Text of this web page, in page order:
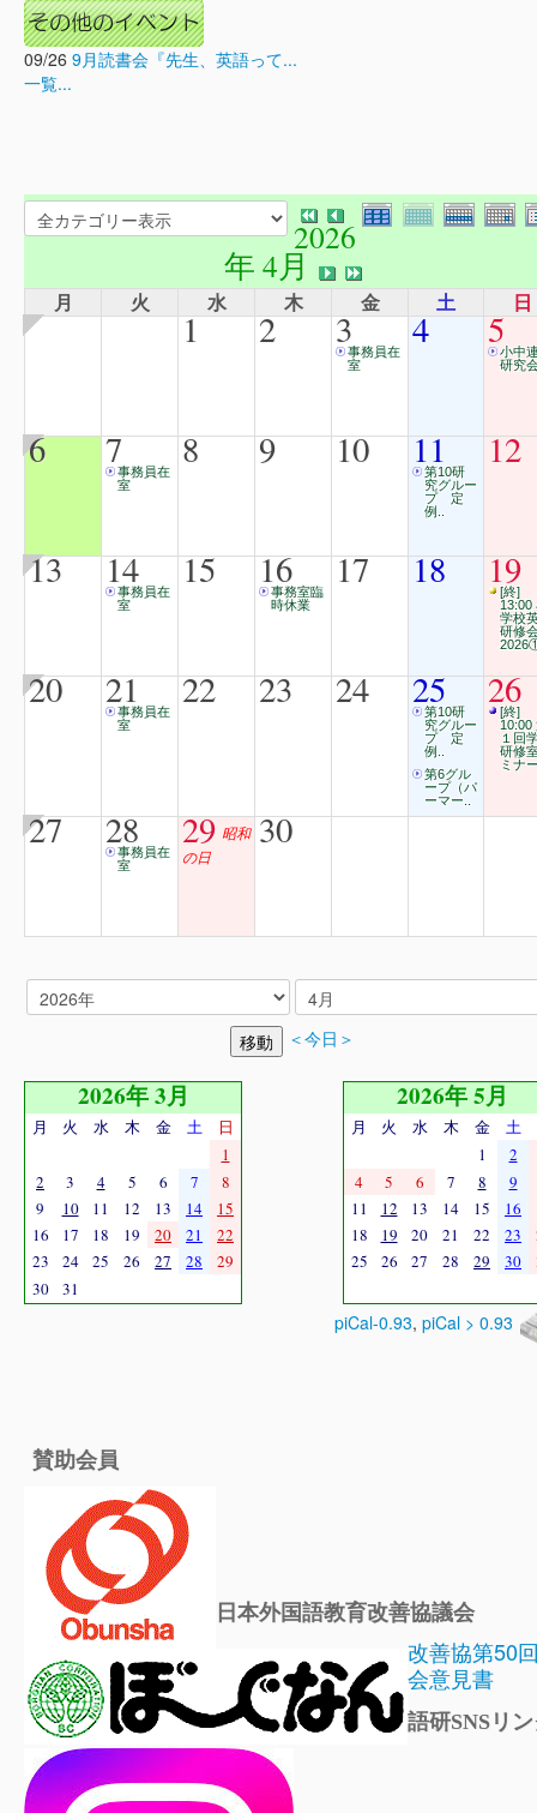
09/26 9月読書会『先生、英語って...
一覧...
2026
年 4月
月 火 水 木 金 土 日
1 2 3事務員在
室
4 5小中
研究
6 7事務員在
室
8 9 10 11
第10研
究グルー
プ 定
例..
12
13 14
事務員在
室
15 16
事務室臨
時休業
17 18 19
[終]
13:00
学校
研修
20 21
事務員在
室
22 23 24 25
第10研
究グルー
プ 定
例..
第6グル
ープ（パ
ーマー..
26
[終]
10:00
１回
研修
ミナ
27 28
事務員在
室
29 昭和
の日
30
＜今日＞
2026年 3月
月 火 水 木 金 土
日
1
2
3 4 5 6 7
8
9
10 11 12 13 14
15
16
17 18 19 20 21
22
23
24 25 26 27 28
29
30
31
2026年 5月
月 火 水 木 金 土
1
2
4
5 6 7 8 9
11
12 13 14 15 16
18
19 20 21 22 23
25
26 27 28 29 30
piCal-0.93, piCal > 0.93
賛助会員
日本外国語教育改善協議会
改善協第50
会意見書
語研SNSリ